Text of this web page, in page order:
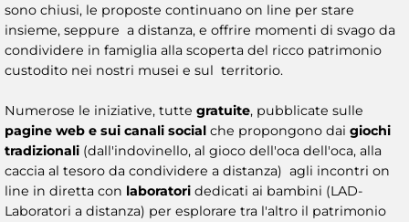
sono chiusi, le proposte continuano on line per stare
insieme, seppure a distanza, e offrire momenti di svago da
condividere in famiglia alla scoperta del ricco patrimonio
custodito nei nostri musei e sul territorio.
Numerose le iniziative, tutte gratuite, pubblicate sulle
pagine web e sui canali social che propongono dai giochi
tradizionali (dall'indovinello, al gioco dell'oca dell'oca, alla
caccia al tesoro da condividere a distanza) agli incontri on
line in diretta con laboratori dedicati ai bambini (LAD-
Laboratori a distanza) per esplorare tra l'altro il patrimonio